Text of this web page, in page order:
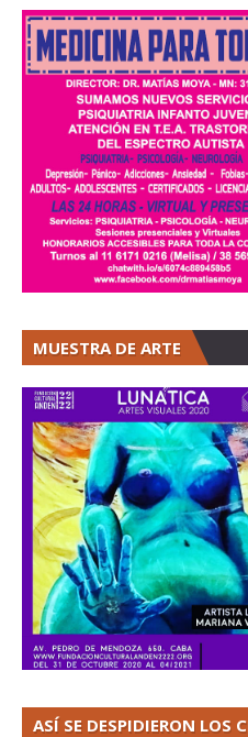
MUESTRA DE ARTE
ASÍ SE DESPIDIERON LOS